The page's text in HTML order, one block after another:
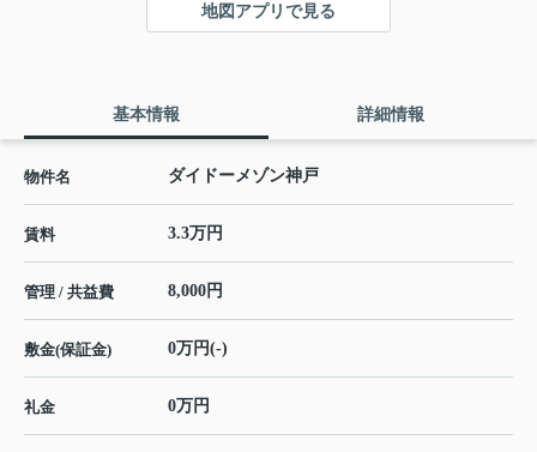
地図アプリで見る
基本情報 詳細情報
物件名 ダイドーメゾン神戸
賃料 3.3万円
管理 / 共益費 8,000円
敷金(保証金) 0万円(-)
礼金 0万円